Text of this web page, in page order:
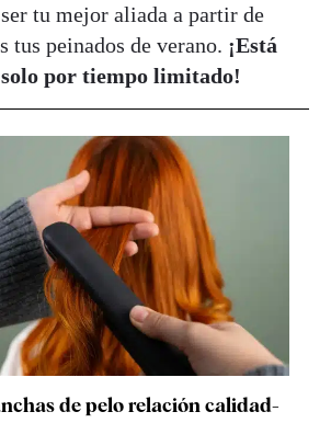
tu mejor aliada a partir de
tus peinados de verano. ¡Está
por tiempo limitado!
de pelo relación calidad-